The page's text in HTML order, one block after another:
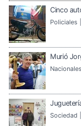
Cinco
Policiales |
Murió
Nacionales
Sociedad |